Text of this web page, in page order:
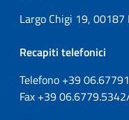
Largo Chigi 19, 00187
Recapiti telefonici
Telefono +3906.67791
Fax +39